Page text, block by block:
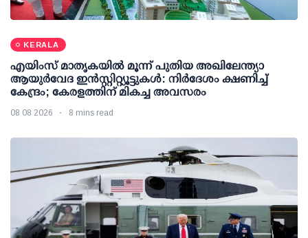
KERALA
എയിംസ് മാതൃകയില്‍ മൂന്ന് പുതിയ അഖിലേന്ത്യാ
ആയുര്‍വേദ ഇന്‍സ്റ്റിറ്റ്യൂട്ടുകള്‍: നിര്‍ദേശം ക്ഷണിച്ച്
കേന്ദ്രം; കേരളത്തിന് മികച്ച അവസരം
08 08 2026 8 mins read